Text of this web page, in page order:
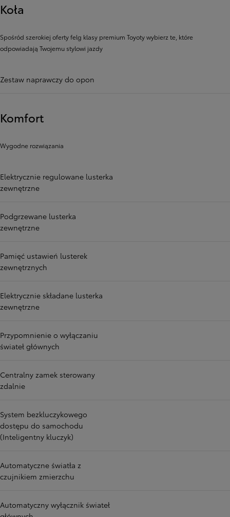
Koła
Spośród szerokiej oferty felg klasy premium Toyoty wybierz te, które
odpowiadają Twojemu stylowi jazdy
Zestaw naprawczy do opon
Komfort
Wygodne rozwiązania
Elektrycznie regulowane lusterka
zewnętrzne
Podgrzewane lusterka
zewnętrzne
Pamięć ustawień lusterek
zewnętrznych
Elektrycznie składane lusterka
zewnętrzne
Przypomnienie o wyłączaniu
świateł głównych
Centralny zamek sterowany
zdalnie
System bezkluczykowego
dostępu do samochodu
(Inteligentny kluczyk)
Automatyczne światła z
czujnikiem zmierzchu
Automatyczny wyłącznik świateł